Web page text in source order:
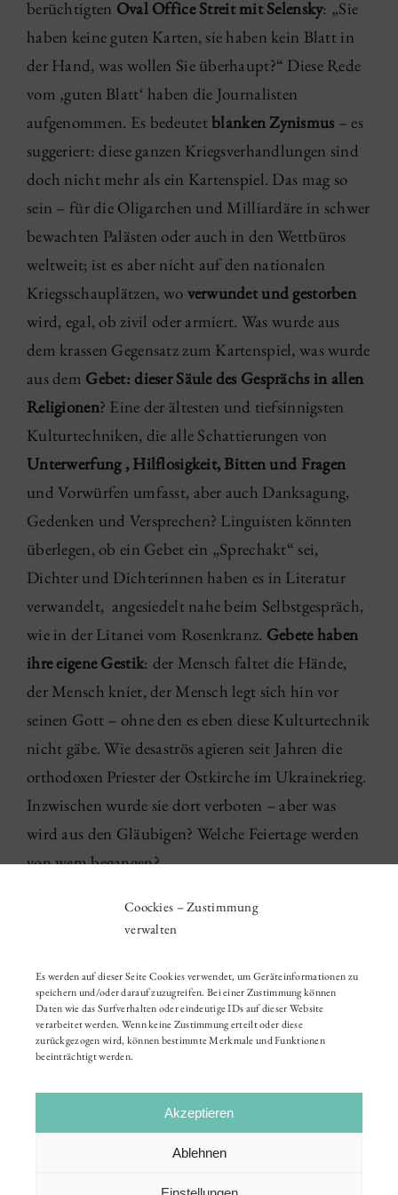
Coockies – Zustimmung
verwalten
Es werden auf dieser Seite Cookies verwendet, um Geräteinformationen zu
speichern und/oder darauf zuzugreifen. Bei einer Zustimmung können
Daten wie das Surfverhalten oder eindeutige IDs auf dieser Website
verarbeitet werden. Wenn keine Zustimmung erteilt oder diese
zurückgezogen wird, können bestimmte Merkmale und Funktionen
beeinträchtigt werden.
Akzeptieren
Ablehnen
berüchtigten Oval Office Streit mit Selensky: „Sie
haben keine guten Karten, sie haben kein Blatt in
der Hand, was wollen Sie überhaupt?“ Diese Rede
vom ‚guten Blatt‘ haben die Journalisten
aufgenommen. Es bedeutetblanken Zynismus – es
suggeriert: diese ganzen Kriegsverhandlungen sind
doch nicht mehr als ein Kartenspiel. Das mag so
sein – für die Oligarchen und Milliardäre in schwer
bewachten Palästen oder auch in den Wettbüros
weltweit; ist es aber nicht auf den nationalen
Kriegsschauplätzen, wo verwundet und gestorben
wird, egal, ob zivil oder armiert. Was wurde aus
dem krassen Gegensatz zum Kartenspiel, was wurde
aus dem Gebet: dieser Säule des Gesprächs in allen
Religionen? Eine der ältesten und tiefsinnigsten
Kulturtechniken, die alle Schattierungen von
Unterwerfung , Hilflosigkeit, Bitten und Fragen
und Vorwürfen umfasst, aber auch Danksagung,
Gedenken und Versprechen? Linguisten könnten
überlegen, ob ein Gebet ein „Sprechakt“ sei,
Dichter und Dichterinnen haben es in Literatur
verwandelt, angesiedelt nahe beim Selbstgespräch,
wie in der Litanei vom Rosenkranz. Gebete haben
ihre eigene Gestik: der Mensch faltet die Hände,
der Mensch kniet, der Mensch legt sich hin vor
seinen Gott – ohne den es eben diese Kulturtechnik
nicht gäbe. Wie desaströs agieren seit Jahren die
orthodoxen Priester der Ostkirche im Ukrainekrieg.
Inzwischen wurde sie dort verboten – aber was
wird aus den Gläubigen? Welche Feiertage werden
von wem begangen?
Gesprächsrundschau